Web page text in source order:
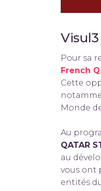
Pour sa
French
Cette
Monde
Au
QATAR
au
vous ont
entités